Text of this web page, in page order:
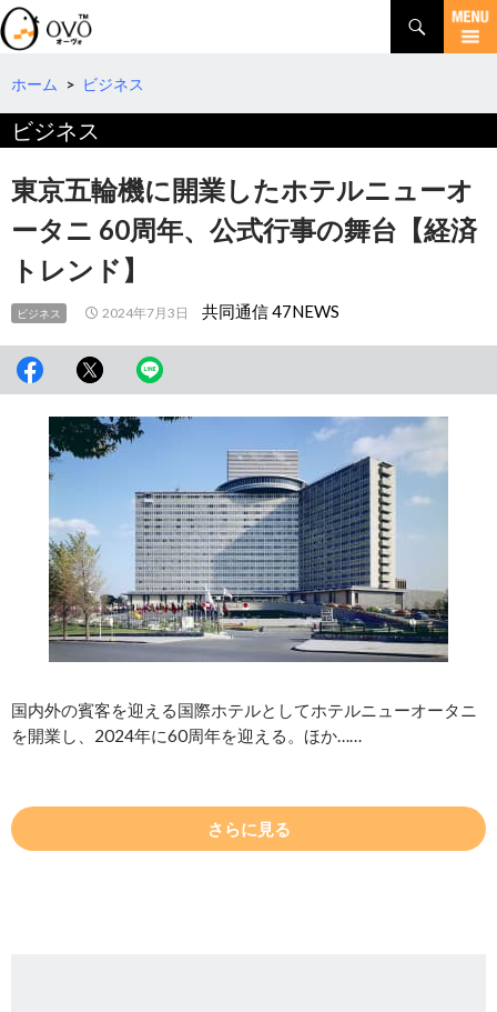
検
索
コ
テ
へ
移
動
ホーム > ビジネス
ビジネス
東京五輪機に開業したホテルニューオ
ータニ 60周年、公式行事の舞台【経済
トレンド】
ビジネス 2024年7月3日 共同通信 47NEWS
国内外の賓客を迎える国際ホテルとしてホテルニューオータニ
を開業し、2024年に60周年を迎える。ほか……
さらに見る